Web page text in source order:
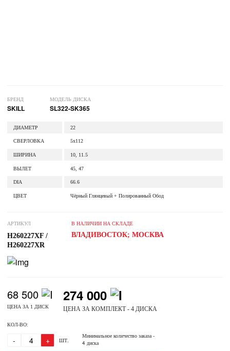
БРЕНД
SKILL
МОДЕЛЬ ДИСКА
SL322-SK365
ДИАМЕТР 22
СВЕРЛОВКА 5x112
ШИРИНА 10, 11.5
ВЫЛЕТ 45, 47
DIA 66.6
ЦВЕТ Чёрный Глянцевый + Полированный Обод
АРТИКУЛ
H260227XF /
H260227XR
В НАЛИЧИИ НА СКЛАДЕ
ВЛАДИВОСТОК; МОСКВА
68 500
ЦЕНА ЗА 1 ДИСК
274 000
ЦЕНА ЗА КОМПЛЕКТ - 4 ДИСКА
КОЛ-ВО:
- + ШТ.
Минимальное количество заказа-
4 диска